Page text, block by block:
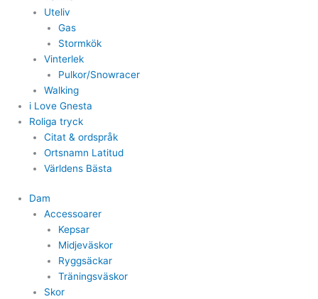
Uteliv
Gas
Stormkök
Vinterlek
Pulkor/Snowracer
Walking
i Love Gnesta
Roliga tryck
Citat & ordspråk
Ortsnamn Latitud
Världens Bästa
Dam
Accessoarer
Kepsar
Midjeväskor
Ryggsäckar
Träningsväskor
Skor